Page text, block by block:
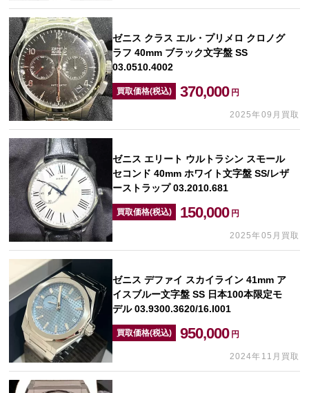
ゼニス クラス エル・プリメロ クロノグ
ラフ 40mm ブラック文字盤 SS
03.0510.4002
買取価格(税込) 370,000 円
2025年09月買取
ゼニス エリート ウルトラシン スモール
セコンド 40mm ホワイト文字盤 SS/レザ
ーストラップ 03.2010.681
買取価格(税込) 150,000 円
2025年05月買取
ゼニス デファイ スカイライン 41mm ア
イスブルー文字盤 SS 日本100本限定モ
デル 03.9300.3620/16.I001
買取価格(税込) 950,000 円
2024年11月買取